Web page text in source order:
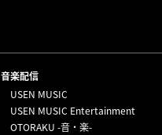
⁩音楽配信
USEN MUSIC
USEN MUSIC Entertainment
OTORAKU -音・楽-